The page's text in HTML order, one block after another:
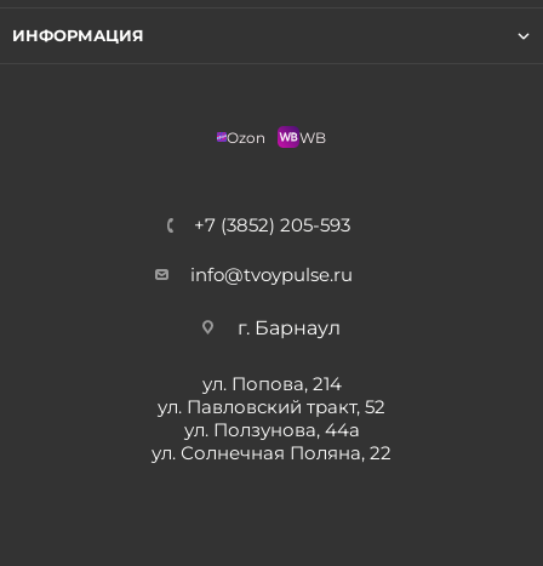
ИНФОРМАЦИЯ
Ozon WB
+7 (3852) 205-593
info@tvoypulse.ru
г. Барнаул
ул. Попова, 214
ул. Павловский тракт, 52
ул. Ползунова, 44а
ул. Солнечная Поляна, 22